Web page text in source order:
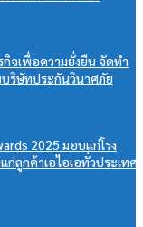
กิจเพื่อความยั่งยืน จัดทำ
บริษัทประกันวินาศภัย
2025 มอบแก่โรง
ลูกค้าเอไอเอทั่วประเทศ